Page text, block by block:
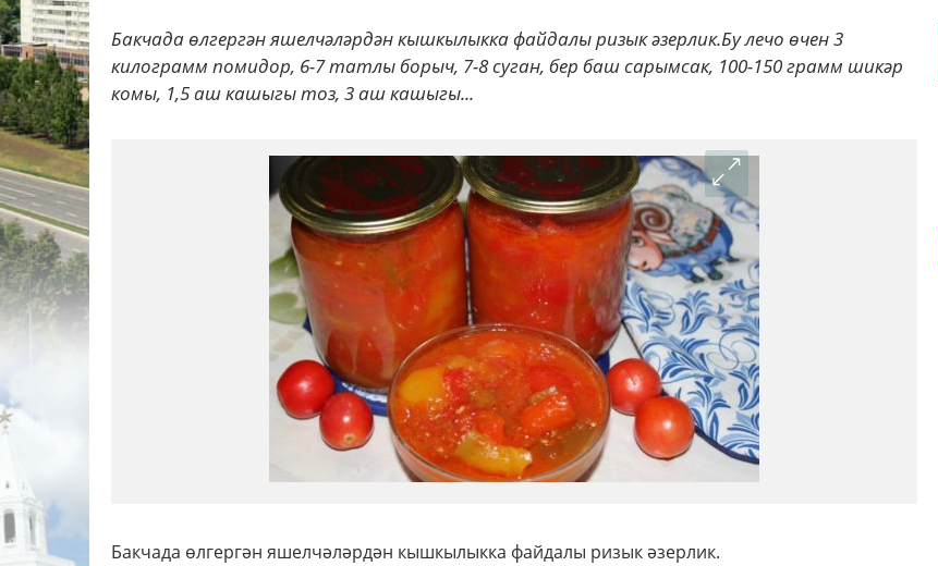
Бакчада өлгергән яшелчәләрдән кышкылыкка файдалы ризык әзерлик.Бу лечо өчен 3
килограмм помидор, 6-7 татлы борыч, 7-8 суган, бер баш сарымсак, 100-150 грамм шикәр
комы, 1,5 аш кашыгы тоз, 3 аш кашыгы...
Бакчада өлгергән яшелчәләрдән кышкылыкка файдалы ризык әзерлик.